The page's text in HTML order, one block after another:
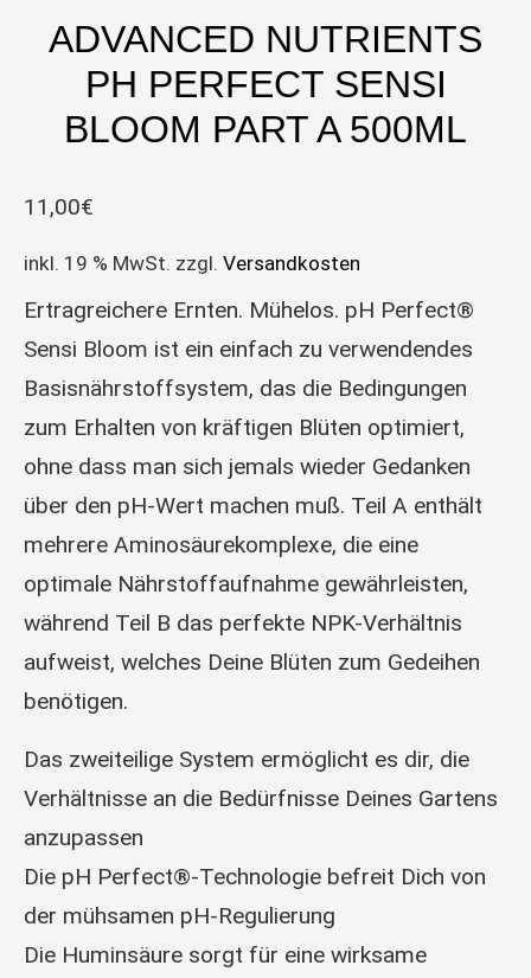
ADVANCED NUTRIENTS
PH PERFECT SENSI
BLOOM PART A 500ML
11,00€
inkl. 19 % MwSt. zzgl. Versandkosten
Ertragreichere Ernten. Mühelos. pH Perfect®
Sensi Bloom ist ein einfach zu verwendendes
Basisnährstoffsystem, das die Bedingungen
zum Erhalten von kräftigen Blüten optimiert,
ohne dass man sich jemals wieder Gedanken
über den pH-Wert machen muß. Teil A enthält
mehrere Aminosäurekomplexe, die eine
optimale Nährstoffaufnahme gewährleisten,
während Teil B das perfekte NPK-Verhältnis
aufweist, welches Deine Blüten zum Gedeihen
benötigen.
Das zweiteilige System ermöglicht es dir, die
Verhältnisse an die Bedürfnisse Deines Gartens
anzupassen
Die pH Perfect®-Technologie befreit Dich von
der mühsamen pH-Regulierung
Die Huminsäure sorgt für eine wirksame